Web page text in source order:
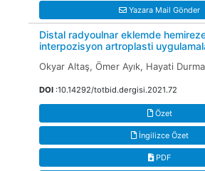
Yazara Mail Gönder
Distal radyoulnar eklemde
interpozisyon artroplasti
Okyar Altaş, Ömer Ayık, Hayati
DOI :10.14292/totbid.dergisi.2021.72
Özet
İngilizce Özet
PDF